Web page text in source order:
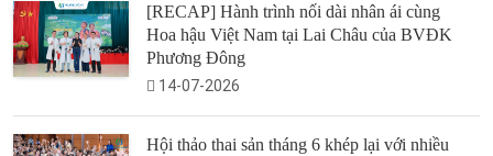
[RECAP] Hành trình nối dài nhân ái cùng
Hoa hậu Việt Nam tại Lai Châu của BVĐK
Phương Đông
14-07-2026
Hội thảo thai sản tháng 6 khép lại với nhiều